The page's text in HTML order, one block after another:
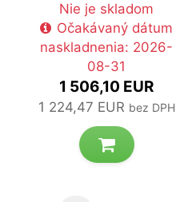
Nie je skladom
Očakávaný dátum
naskladnenia: 2026-
08-31
1 506,10 EUR
1 224,47 EUR bez DPH